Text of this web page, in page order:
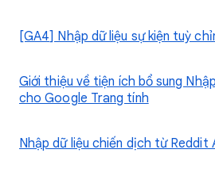
[GA4] Nhập dữ liệu sự kiện tuỳ
Giới thiệu về tiện ích bổ sung
cho Google Trang tính
Nhập dữ liệu chiến dịch từ Reddit